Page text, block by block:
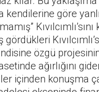
kendilerine göre
özgü
ağırlığını
içinden konuşma